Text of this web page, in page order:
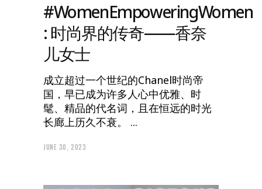
#WomenEmpoweringWomen
: 时尚界的传奇——香奈
儿女士
成立超过一个世纪的Chanel时尚帝
国，早已成为许多人心中优雅、时
髦、精品的代名词，且在恒远的时光
长廊上历久不衰。
JUNE 30, 2023